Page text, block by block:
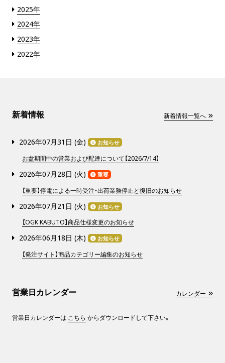
2025年
2024年
2023年
2022年
新着情報 新着情報一覧へ
2026年07月31日 (金) お知らせ
お盆期間中の営業および配達について【2026/7/14】
2026年07月28日 (火) 重要
【重要】停電による一時受注・出荷業務停止と復旧のお知らせ
2026年07月21日 (火) お知らせ
【OGK KABUTO】商品仕様変更のお知らせ
2026年06月18日 (木) お知らせ
【発注サイト】商品カテゴリー編集のお知らせ
営業日カレンダー カレンダー
営業日カレンダーは こちら からダウンロードして下さい。